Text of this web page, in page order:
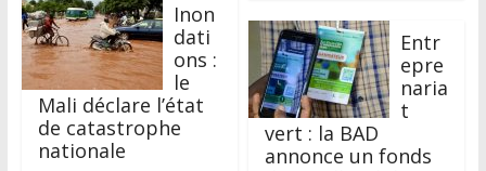
Inon
dati
ons :
le
Mali déclare l’état
de catastrophe
nationale
Entr
epre
naria
t
vert : la BAD
annonce un fonds